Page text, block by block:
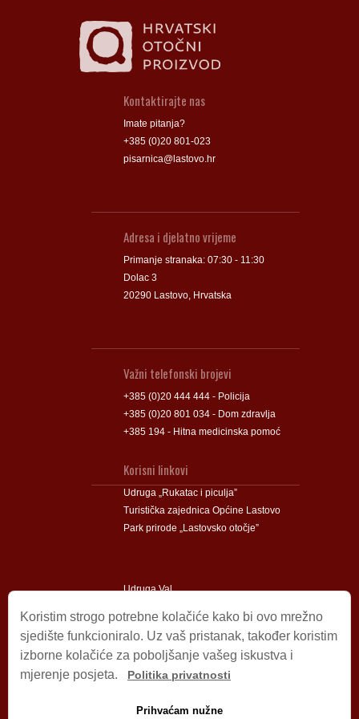
Kontaktirajte nas
Imate pitanja?
+385 (0)20 801-023
pisarnica@lastovo.hr
Adresa i djelatno vrijeme
Primanje stranaka: 07:30 - 11:30
Dolac 3
20290 Lastovo, Hrvatska
Važni telefonski brojevi
+385 (0)20 444 444 - Policija
+385 (0)20 801 034 - Dom zdravlja
+385 194 - Hitna medicinska pomoć
Korisni linkovi
Udruga „Rukatac i piculja”
Turistička zajednica Općine Lastovo
Park prirode „Lastovsko otočje”
Udruga Val
Impressum
© 2009 – 2026 Općina Lastovo.
Koristim strogo potrebne kolačiće kako bi ovo mrežno
sjedište funkcioniralo. Uz vaš pristanak, također koristim
izborne kolačiće za poboljšanje vašeg iskustva i
mjerenje posjeta.
Politika privatnosti
Prihvaćam nužne